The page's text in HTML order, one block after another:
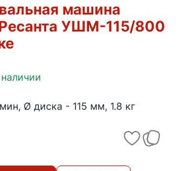
машина
УШМ-115/800
Ø диска - 115 мм, 1.8 кг